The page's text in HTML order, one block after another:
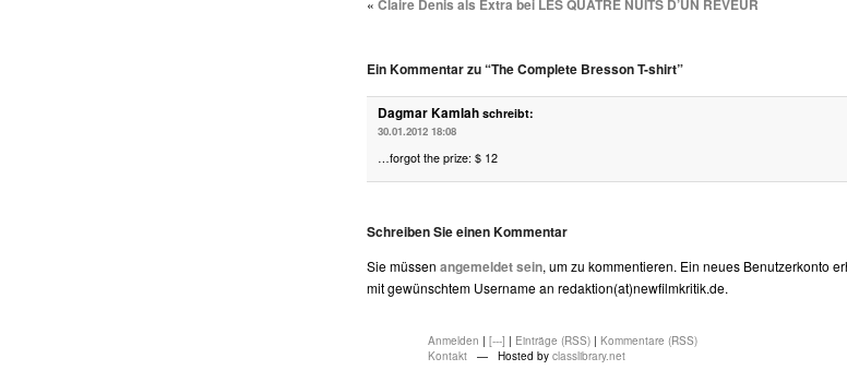
Claire Denis als Extra bei LES QUATRE NUITS D’UN REVEUR
Ein Kommentar zu “The Complete Bresson T-shirt”
Dagmar Kamlah schreibt:
30.01.2012 18:08
…forgot the prize: $ 12
Schreiben Sie einen Kommentar
Sie müssen angemeldet sein, um zu kommentieren. Ein neues Benutzerkonto
mit gewünschtem Username an redaktion(at)newfilmkritik.de.
Anmelden | [---] | Einträge (RSS) | Kommentare (RSS)
Kontakt — Hosted by classlibrary.net